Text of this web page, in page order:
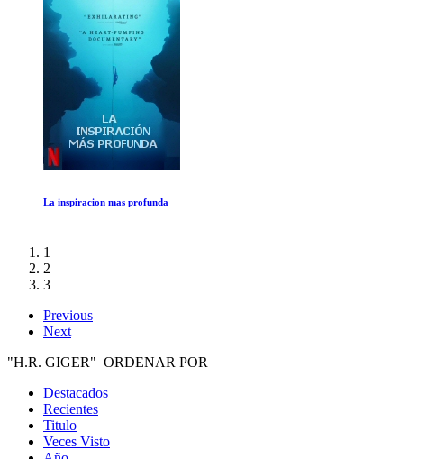
Amanda Knox
1
2
3
Previous
Next
"H.R. GIGER" ORDENAR POR
Destacados
Recientes
Titulo
Veces Visto